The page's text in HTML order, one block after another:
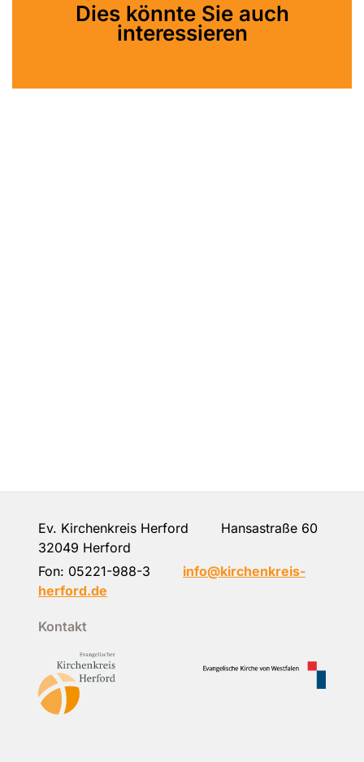
Dies könnte Sie auch
interessieren
Ev. Kirchenkreis Herford Hansastraße 60
32049 Herford
Fon: 05221-988-3
info@kirchenkreis-
herford.de
Kontakt